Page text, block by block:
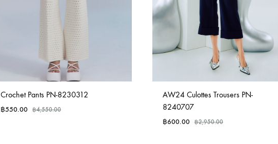
Crochet Pants PN-8230312
฿550.00 ฿4,550.00
AW24 Culottes Trousers PN-
8240707
฿600.00 ฿2,950.00